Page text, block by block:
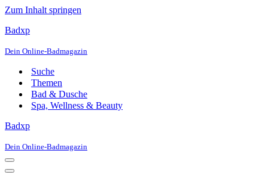
Zum Inhalt springen
Badxp
Dein Online-Badmagazin
Suche
Themen
Bad & Dusche
Spa, Wellness & Beauty
Badxp
Dein Online-Badmagazin
Navigationsmenü
Navigationsmenü